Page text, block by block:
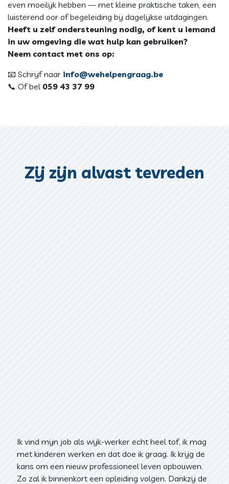
even moeilijk hebben — met kleine praktische taken, een
luisterend oor of begeleiding bij dagelijkse uitdagingen.
Heeft u zelf ondersteuning nodig, of kent u iemand
in uw omgeving die wat hulp kan gebruiken?
Neem contact met ons op:
📧 Schrijf naar info@wehelpengraag.be
📞 Of bel 059 43 37 99
Zij zijn alvast tevreden
Ik vind mijn job als wijk-werker echt heel tof, ik mag
met kinderen werken en dat doe ik graag. Ik krijg de
kans om een nieuw professioneel leven opbouwen.
Zo zal ik binnenkort een opleiding volgen. Dankzij de